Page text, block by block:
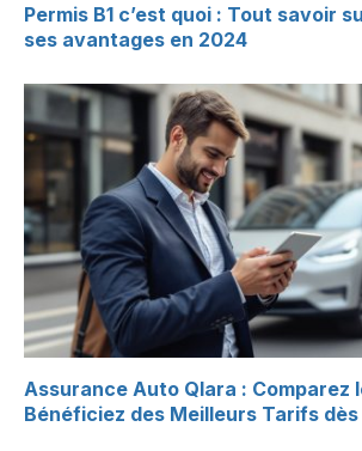
Permis B1 c’est quoi : Tout savoir
ses avantages en 2024
Assurance Auto Qlara : Comparez
Bénéficiez des Meilleurs Tarifs dès